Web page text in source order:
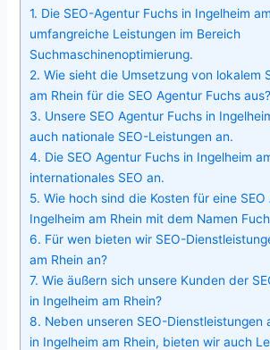
1. Die SEO-Agentur Fuchs in Ingelheim
umfangreiche Leistungen im Bereich
Suchmaschinenoptimierung.
2. Wie sieht die Umsetzung von lokalem
am Rhein für die SEO Agentur Fuchs aus?
3. Unsere SEO Agentur Fuchs in
auch nationale SEO-Leistungen an.
4. Die SEO Agentur Fuchs in Ingelheim
internationales SEO an.
5. Wie hoch sind die Kosten für eine SEO
Ingelheim am Rhein mit dem Namen
6. Für wen bieten wir SEO-
am Rhein an?
7. Wie äußern sich unsere Kunden der
in Ingelheim am Rhein?
8. Neben unseren SEO-Dienstleistungen
in Ingelheim am Rhein, bieten wir auch